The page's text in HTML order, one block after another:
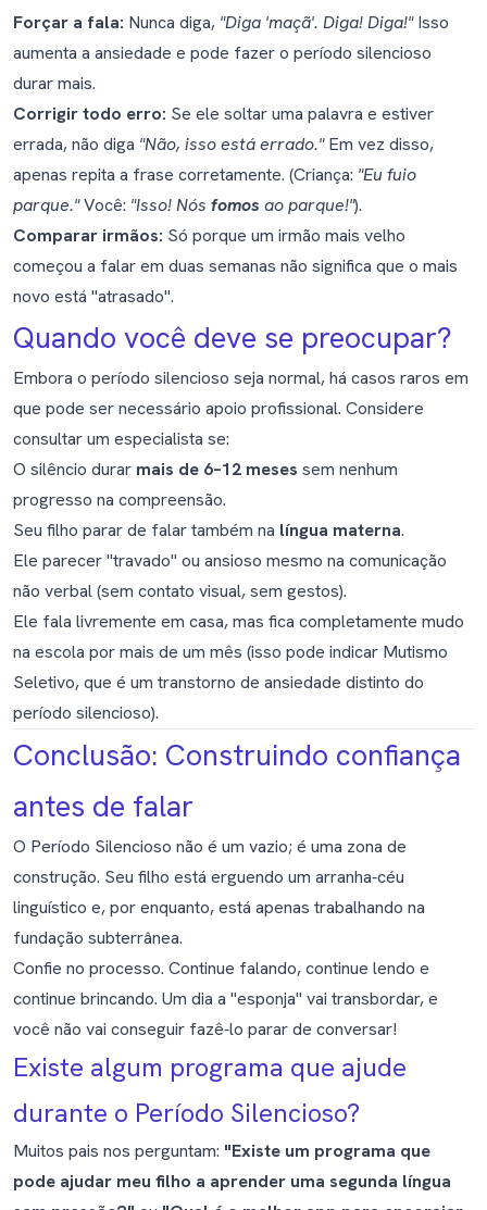
Forçar a fala: Nunca diga, "Diga 'maçã'. Diga! Diga!"Isso
aumenta a ansiedade e pode fazer o período silencioso
durar mais.
Corrigir todo erro: Se ele soltar uma palavra e estiver
errada, não diga "Não, isso está errado."Em vez disso,
apenas repita a frase corretamente. (Criança: "Eu fuio
parque."Você: "Isso! Nós fomos ao parque!").
Comparar irmãos: Só porque um irmão mais velho
começou a falar em duas semanas não significa que o mais
novo está "atrasado".
Quando você deve se preocupar?
Embora o período silencioso seja normal, há casos raros em
que pode ser necessário apoio profissional. Considere
consultar um especialista se:
O silêncio durar mais de 6–12 meses sem nenhum
progresso na compreensão.
Seu filho parar de falar também na língua materna.
Ele parecer "travado" ou ansioso mesmo na comunicação
não verbal (sem contato visual, sem gestos).
Ele fala livremente em casa, mas fica completamente mudo
na escola por mais de um mês (isso pode indicar Mutismo
Seletivo, que é um transtorno de ansiedade distinto do
período silencioso).
Conclusão: Construindo confiança
antes de falar
O Período Silencioso não é um vazio; é uma zona de
construção. Seu filho está erguendo um arranha‑céu
linguístico e, por enquanto, está apenas trabalhando na
fundação subterrânea.
Confie no processo. Continue falando, continue lendo e
continue brincando. Um dia a "esponja" vai transbordar, e
você não vai conseguir fazê‑lo parar de conversar!
Existe algum programa que ajude
durante o Período Silencioso?
Muitos pais nos perguntam: "Existe um programa que
pode ajudar meu filho a aprender uma segunda língua